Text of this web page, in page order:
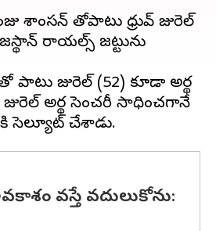
శాంసన్ తోపాటు ధ్రువ్ జురెల్
రాయల్స్ జట్టును
పాటు జురెల్ (52) కూడా అర్థ
అర్థ సెంచరీ సాధించగానే
వస్తే వదులుకోను: